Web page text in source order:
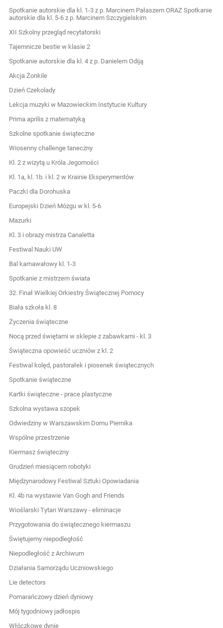
Spotkanie autorskie dla kl. 1-3 z p. Marcinem Pałaszem ORAZ Spotkanie
autorskie dla kl. 5-6 z p. Marcinem Szczygielskim
XII Szkolny przegląd recytatorski
Tajemnicze bestie w klasie 2
Spotkanie autorskie dla kl. 4 z p. Danielem Odiją
Akcja Żonkile
Dzień Czekolady
Lekcja muzyki w Mazowieckim Instytucie Kultury
Prima aprilis z matematyką
Szkolne spotkanie świąteczne
Wiosenny challenge taneczny
Kl. 2 z wizytą u Króla Jegomości
Kl. 1a, kl. 1b. i kl. 2 w Krainie Eksperymentów
Paczki dla Dorohuska
Europejski Dzień Mózgu w kl. 5-6
Mazurki
Kl. 3 i obrazy mistrza Canaletta
Festiwal Nauki UW
Bal karnawałowy kl. 1-3
Spotkanie z mistrzem świata
32. Finał Wielkiej Orkiestry Świątecznej Pomocy
Biała szkoła kl. 8
Życzenia świąteczne
Nocą przed świętami w sklepie z zabawkami - kl. 3
Świąteczna opowieść uczniów z kl. 2
Festiwal kolęd, pastorałek i piosenek świątecznych
Spotkanie świąteczne
Kartki świąteczne - prace plastyczne
Szkolna wystawa szopek
Odwiedziny w Warszawskim Domu Piernika
Wspólne przestrzenie
Kiermasz świąteczny
Grudzień miesiącem robotyki
Międzynarodowy Festiwal Sztuki Opowiadania
Kl. 4b na wystawie Van Gogh and Friends
Wioślarski Tytan Warszawy - eliminacje
Przygotowania do świątecznego kiermaszu
Świętujemy niepodległość
Niepodległość z Archiwum
Działania Samorządu Uczniowskiego
Lie detectors
Pomarańczowy dzień dyniowy
Mój tygodniowy jadłospis
Włóczkowe dynie